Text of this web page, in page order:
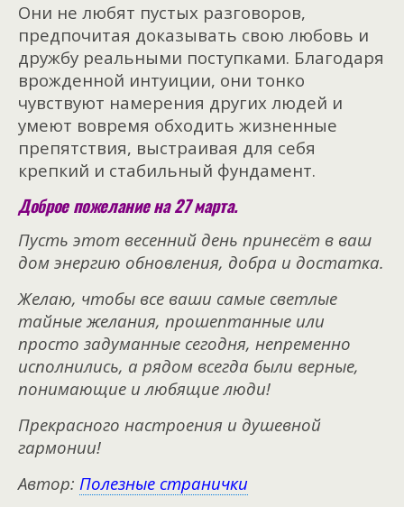
Они не любят пустых разговоров,
предпочитая доказывать свою любовь и
дружбу реальными поступками. Благодаря
врожденной интуиции, они тонко
чувствуют намерения других людей и
умеют вовремя обходить жизненные
препятствия, выстраивая для себя
крепкий и стабильный фундамент.
Доброе пожелание на 27 марта.
Пусть этот весенний день принесёт в ваш
дом энергию обновления, добра и достатка.
Желаю, чтобы все ваши самые светлые
тайные желания, прошептанные или
просто задуманные сегодня, непременно
исполнились, а рядом всегда были верные,
понимающие и любящие люди!
Прекрасного настроения и душевной
гармонии!
Автор: Полезные странички